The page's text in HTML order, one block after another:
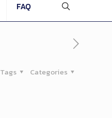
FAQ
Categories
Tags